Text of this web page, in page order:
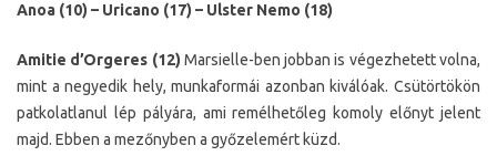
Anoa (10) – Uricano (17) – Ulster Nemo (18)
Amitie d’Orgeres (12) Marsielle-ben jobban is végezhetett volna,
mint a negyedik hely, munkaformái azonban kiválóak. Csütörtökön
patkolatlanul lép pályára, ami remélhetőleg komoly előnyt jelent
majd. Ebben a mezőnyben a győzelemért küzd.